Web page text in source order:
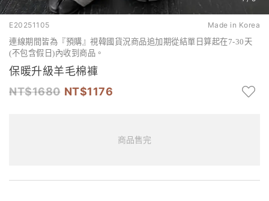
E20251105
Made in Korea
連線期間皆為『預購』視韓國貨況商品追加期從結單日算起在7-30天
(不包含假日)內收到商品。
保暖升級羊毛棉褲
1680
1176
商品售完